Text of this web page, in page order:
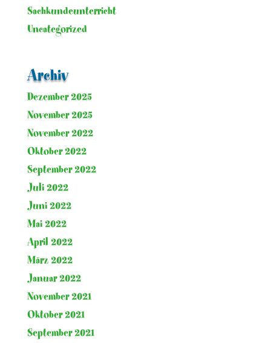
Sachkundeunterricht
Uncategorized
Archiv
Dezember 2025
November 2025
November 2022
Oktober 2022
September 2022
Juli 2022
Juni 2022
Mai 2022
April 2022
März 2022
Januar 2022
November 2021
Oktober 2021
September 2021